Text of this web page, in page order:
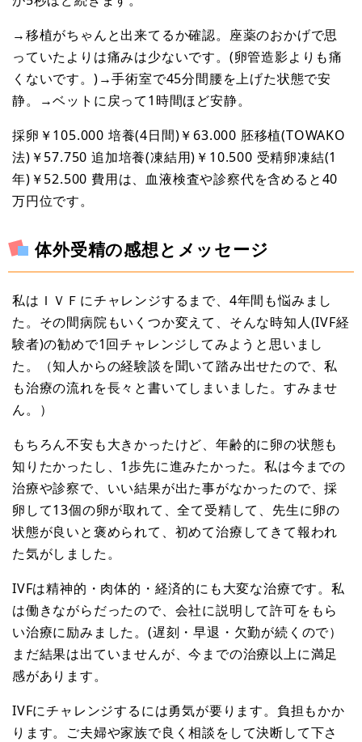
→移植がちゃんと出来てるか確認。座薬のおかげで思
っていたよりは痛みは少ないです。(卵管造影よりも痛
くないです。)→手術室で45分間腰を上げた状態で安
静。→ベットに戻って1時間ほど安静。
採卵￥105.000 培養(4日間)￥63.000 胚移植(TOWAKO
法)￥57.750 追加培養(凍結用)￥10.500 受精卵凍結(1
年)￥52.500 費用は、血液検査や診察代を含めると40
万円位です。
体外受精の感想とメッセージ
私はＩＶＦにチャレンジするまで、4年間も悩みまし
た。その間病院もいくつか変えて、そんな時知人(IVF経
験者)の勧めで1回チャレンジしてみようと思いまし
た。（知人からの経験談を聞いて踏み出せたので、私
も治療の流れを長々と書いてしまいました。すみませ
ん。）
もちろん不安も大きかったけど、年齢的に卵の状態も
知りたかったし、1歩先に進みたかった。私は今までの
治療や診察で、いい結果が出た事がなかったので、採
卵して13個の卵が取れて、全て受精して、先生に卵の
状態が良いと褒められて、初めて治療してきて報われ
た気がしました。
IVFは精神的・肉体的・経済的にも大変な治療です。私
は働きながらだったので、会社に説明して許可をもら
い治療に励みました。(遅刻・早退・欠勤が続くので）
まだ結果は出ていませんが、今までの治療以上に満足
感があります。
IVFにチャレンジするには勇気が要ります。負担もかか
ります。ご夫婦や家族で良く相談をして決断して下さ